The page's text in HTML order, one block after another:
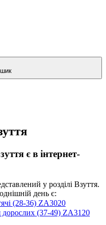
є в інтернет-
у розділі Взуття.
день є:
(28-36) ZA3020
(37-49) ZA3120